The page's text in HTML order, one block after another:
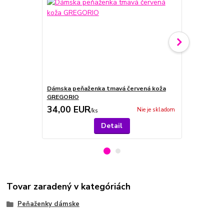
Dámska peňaženka tmavá červená koža
GREGORIO
34,00 EUR/ks Nie je skladom
Detail
Tovar zaradený v kategóriách
Peňaženky dámske